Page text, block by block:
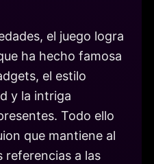
el juego logra
ha hecho famosa
el estilo
y la intriga
Todo ello
que mantiene al
referencias a las